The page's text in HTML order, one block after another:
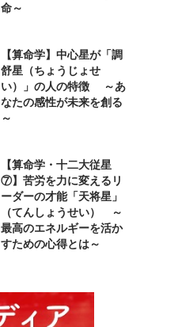
命～
【算命学】中心星が「調
舒星（ちょうじょせ
い）」の人の特徴 ～あ
なたの感性が未来を創る
～
【算命学・十二大従星
⑦】苦労を力に変えるリ
ーダーの才能「天将星」
（てんしょうせい） ～
最高のエネルギーを活か
すための心得とは～